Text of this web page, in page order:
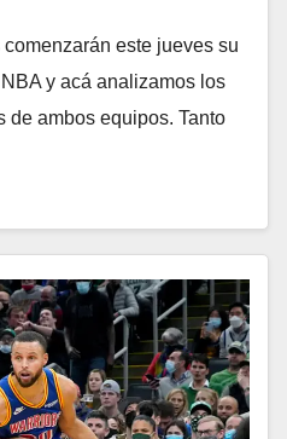
este jueves su
y acá analizamos los
de ambos equipos. Tanto